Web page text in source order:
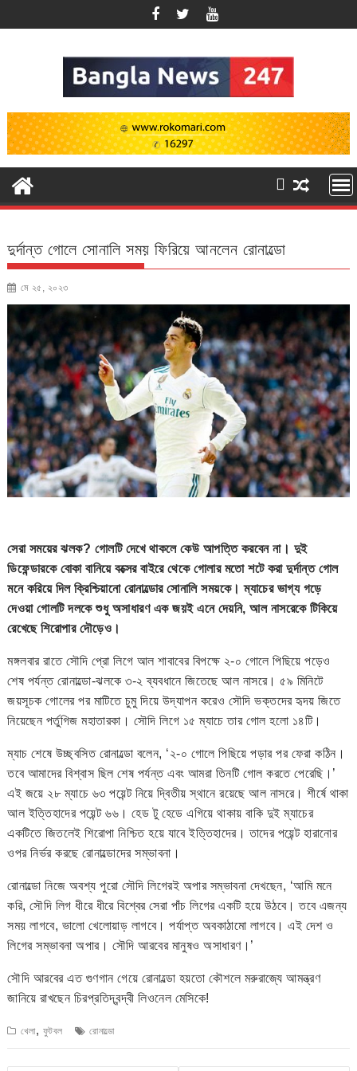
to
দুর্দান্ত গোলে সোনালি সময় ফিরিয়ে আনলেন রোনাল্ডো
মে ২৫, ২০২৩
সেরা সময়ের ঝলক? গোলটি দেখে থাকলে কেউ আপত্তি করবেন না। দুই
ডিফেন্ডারকে বোকা বানিয়ে বক্সের বাইরে থেকে গোলার মতো শটে করা দুর্দান্ত গোল
মনে করিয়ে দিল ক্রিশ্চিয়ানো রোনাল্ডোর সোনালি সময়কে। ম্যাচের ভাগ্য গড়ে
দেওয়া গোলটি দলকে শুধু অসাধারণ এক জয়ই এনে দেয়নি, আল নাসরেকে টিকিয়ে
রেখেছে শিরোপার দৌড়েও।
মঙ্গলবার রাতে সৌদি প্রো লিগে আল শাবাবের বিপক্ষে ২-০ গোলে পিছিয়ে পড়েও
শেষ পর্যন্ত রোনাল্ডো-ঝলকে ৩-২ ব্যবধানে জিতেছে আল নাসরে। ৫৯ মিনিটে
জয়সূচক গোলের পর মাটিতে চুমু দিয়ে উদ্যাপন করেও সৌদি ভক্তদের হৃদয় জিতে
নিয়েছেন পর্তুগিজ মহাতারকা। সৌদি লিগে ১৫ ম্যাচে তার গোল হলো ১৪টি।
ম্যাচ শেষে উচ্ছ্বসিত রোনাল্ডো বলেন, ‘২-০ গোলে পিছিয়ে পড়ার পর ফেরা কঠিন।
তবে আমাদের বিশ্বাস ছিল শেষ পর্যন্ত এবং আমরা তিনটি গোল করতে পেরেছি।’
এই জয়ে ২৮ ম্যাচে ৬৩ পয়েন্ট নিয়ে দ্বিতীয় স্থানে রয়েছে আল নাসরে। শীর্ষে থাকা
আল ইত্তিহাদের পয়েন্ট ৬৬। হেড টু হেডে এগিয়ে থাকায় বাকি দুই ম্যাচের
একটিতে জিতলেই শিরোপা নিশ্চিত হয়ে যাবে ইত্তিহাদের। তাদের পয়েন্ট হারানোর
ওপর নির্ভর করছে রোনাল্ডোদের সম্ভাবনা।
রোনাল্ডো নিজে অবশ্য পুরো সৌদি লিগেরই অপার সম্ভাবনা দেখছেন, ‘আমি মনে
করি, সৌদি লিগ ধীরে ধীরে বিশ্বের সেরা পাঁচ লিগের একটি হয়ে উঠবে। তবে এজন্য
সময় লাগবে, ভালো খেলোয়াড় লাগবে। পর্যাপ্ত অবকাঠামো লাগবে। এই দেশ ও
লিগের সম্ভাবনা অপার। সৌদি আরবের মানুষও অসাধারণ।’
সৌদি আরবের এত গুণগান গেয়ে রোনাল্ডো হয়তো কৌশলে মরুরাজ্যে আমন্ত্রণ
জানিয়ে রাখছেন চিরপ্রতিদ্বন্দ্বী লিওনেল মেসিকে!
খেলা, ফুটবল রোনাল্ডো